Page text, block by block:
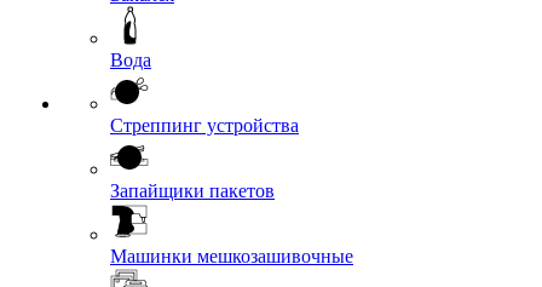
Вода
Стреппинг устройства
Запайщики пакетов
Машинки мешкозашивочные